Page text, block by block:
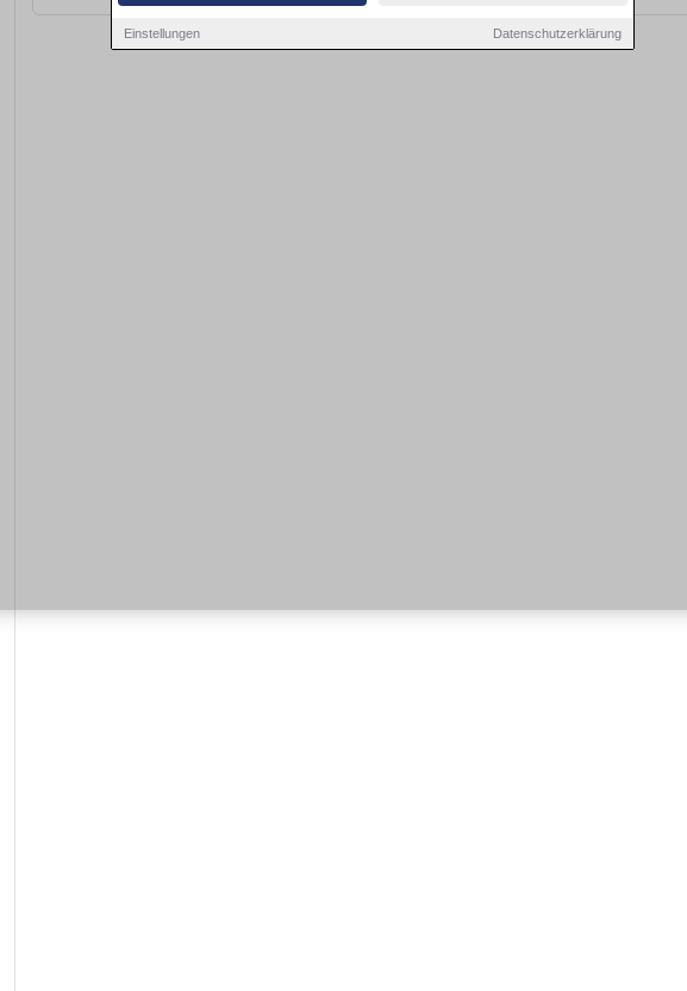
Einstellungen Datenschutzerklärung